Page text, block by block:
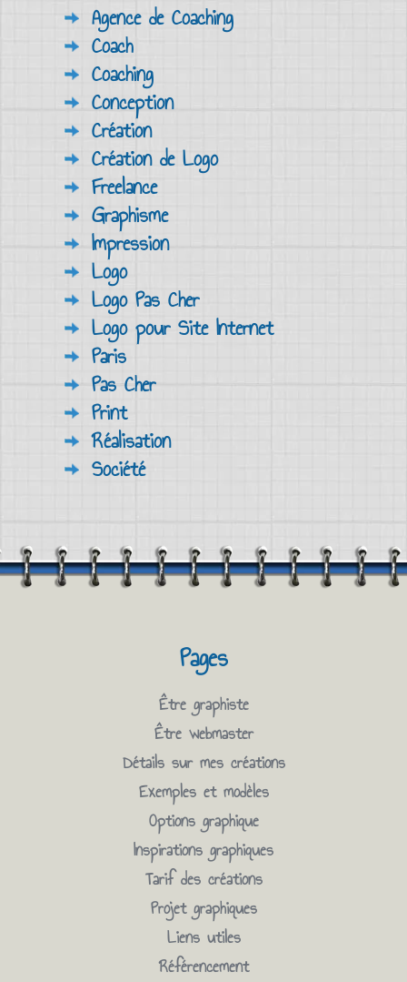
Agence de Coaching
Coach
Coaching
Conception
Création
Création de Logo
Freelance
Graphisme
Impression
Logo
Logo Pas Cher
Logo pour Site Internet
Paris
Pas Cher
Print
Réalisation
Société
Pages
Être graphiste
Être webmaster
Détails sur mes créations
Exemples et modèles
Options graphique
Inspirations graphiques
Tarif des créations
Projet graphiques
Liens utiles
Référencement